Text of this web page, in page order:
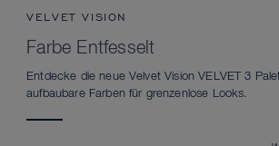
VELVET VISION
Farbe Entfesselt
Entdecke die neue Velvet Vision VELVET 3
aufbaubare Farben für grenzenlose Looks.